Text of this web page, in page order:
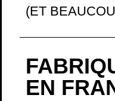
(ET
EN